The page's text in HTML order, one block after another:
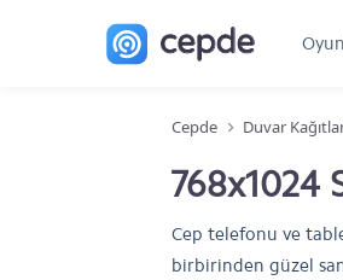
Cepde Duvar
768x1024
Cep telefonu ve
birbirinden güzel